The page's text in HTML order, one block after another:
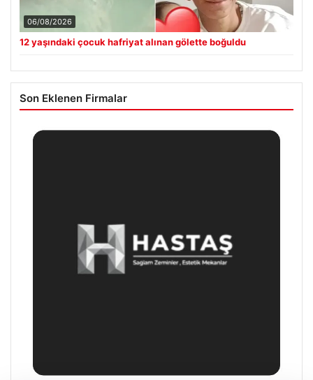
06/08/2026
12 yaşındaki çocuk hafriyat alınan gölette boğuldu
Son Eklenen Firmalar